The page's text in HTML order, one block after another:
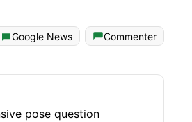
Google News
Commenter
pose question